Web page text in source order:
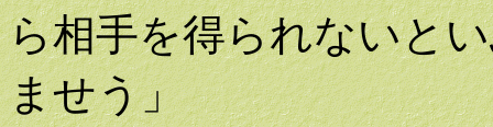
ら相手を得られないと
ませう」